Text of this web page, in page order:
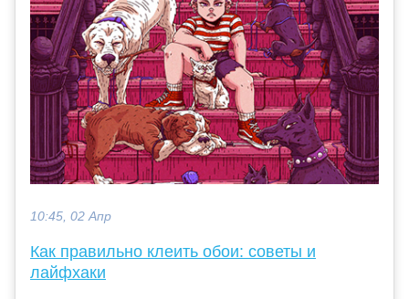
10:45, 02 Апр
Как правильно клеить обои: советы и
лайфхаки